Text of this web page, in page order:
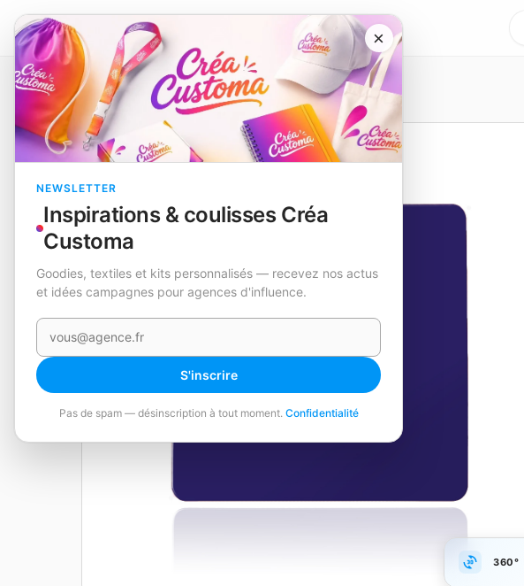
×
NEWSLETTER
Inspirations & coulisses Créa
Customa
Goodies, textiles et kits personnalisés — recevez nos actus
et idées campagnes pour agences d'influence.
Votre e-mail
S'inscrire
Pas de spam — désinscription à tout moment. Confidentialité
Catalogue Daken
EN STOCK
360°